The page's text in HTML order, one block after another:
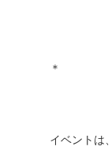
＊
イベントは